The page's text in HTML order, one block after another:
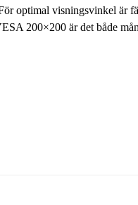
optimal visningsvinkel är
200×200 är det både